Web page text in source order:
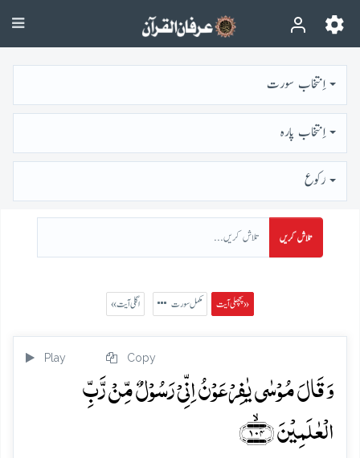
اِنتخاب سورت
اِنتخاب پارہ
رُكوع
تلاش کریں
پچھلی آیت » مکمل سورت « اگلی آیت
Play Copy
وَ قَالَ مُوۡسٰی یٰفِرۡعَوۡنُ اِنِّیۡ رَسُوۡلٌ مِّنۡ رَّبِّ
الۡعٰلَمِیۡنَ ﴿۱۰۴﴾ۙ